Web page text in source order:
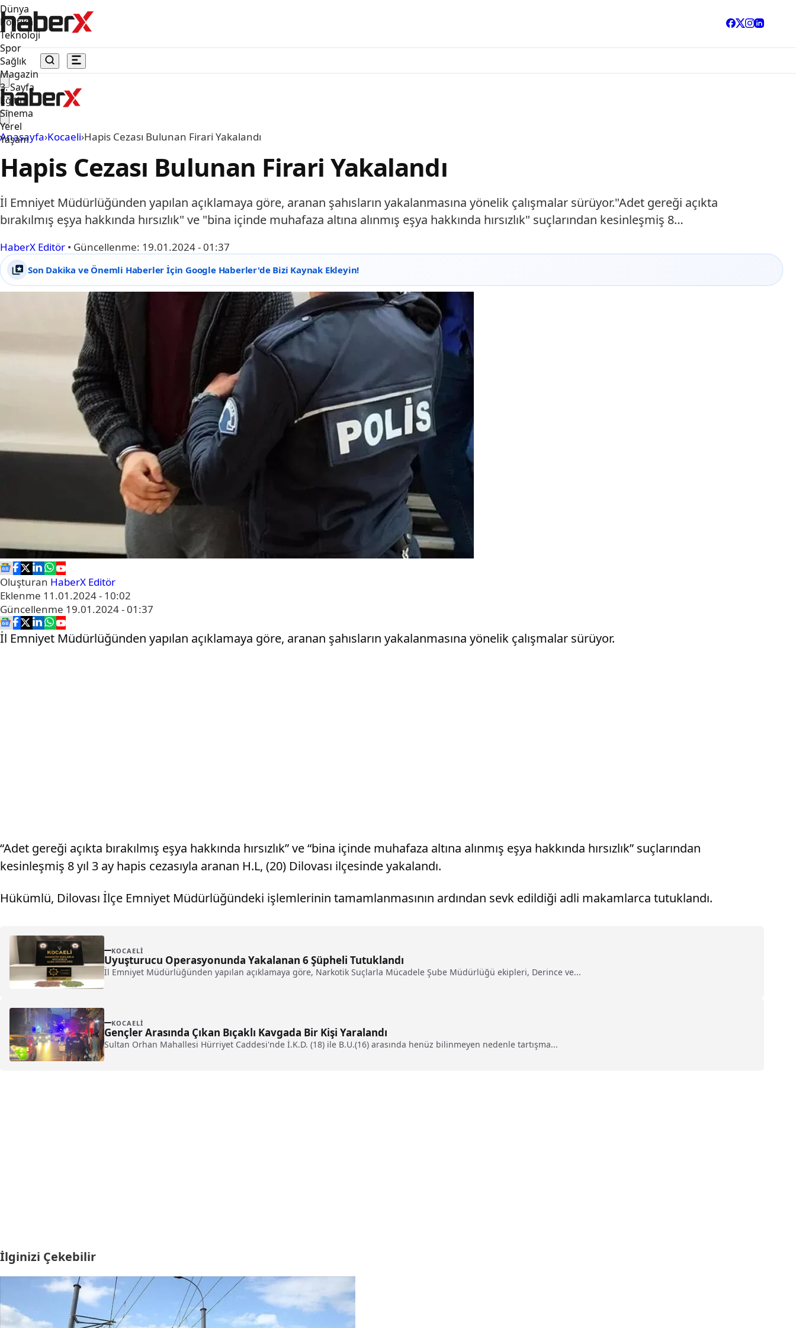
Dünya
Politika
Teknoloji
Spor
Sağlık
Magazin
3. Sayfa
Eğitim
Sinema
Yerel
Yaşam
Anasayfa›Kocaeli›Hapis Cezası Bulunan Firari Yakalandı
Hapis Cezası Bulunan Firari Yakalandı
İl Emniyet Müdürlüğünden yapılan açıklamaya göre, aranan şahısların yakalanmasına yönelik çalışmalar sürüyor."Adet gereği açıkta
bırakılmış eşya hakkında hırsızlık" ve "bina içinde muhafaza altına alınmış eşya hakkında hırsızlık" suçlarından kesinleşmiş 8…
HaberX Editör • Güncellenme: 19.01.2024 - 01:37
Son Dakika ve Önemli Haberler İçin Google Haberler'de Bizi Kaynak Ekleyin!
Oluşturan HaberX Editör
Eklenme 11.01.2024 - 10:02
Güncellenme 19.01.2024 - 01:37
İl Emniyet Müdürlüğünden yapılan açıklamaya göre, aranan şahısların yakalanmasına yönelik çalışmalar sürüyor.
“Adet gereği açıkta bırakılmış eşya hakkında hırsızlık” ve “bina içinde muhafaza altına alınmış eşya hakkında hırsızlık” suçlarından
kesinleşmiş 8 yıl 3 ay hapis cezasıyla aranan H.L, (20) Dilovası ilçesinde yakalandı.
Hükümlü, Dilovası İlçe Emniyet Müdürlüğündeki işlemlerinin tamamlanmasının ardından sevk edildiği adli makamlarca tutuklandı.
KOCAELI
Uyuşturucu Operasyonunda Yakalanan 6 Şüpheli Tutuklandı
İl Emniyet Müdürlüğünden yapılan açıklamaya göre, Narkotik Suçlarla Mücadele Şube Müdürlüğü ekipleri, Derince ve...
KOCAELI
Gençler Arasında Çıkan Bıçaklı Kavgada Bir Kişi Yaralandı
Sultan Orhan Mahallesi Hürriyet Caddesi'nde İ.K.D. (18) ile B.U.(16) arasında henüz bilinmeyen nedenle tartışma...
İlginizi Çekebilir